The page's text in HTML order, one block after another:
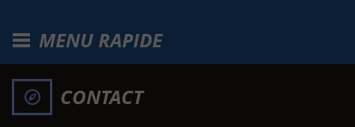
MENU RAPIDE
CONTACT